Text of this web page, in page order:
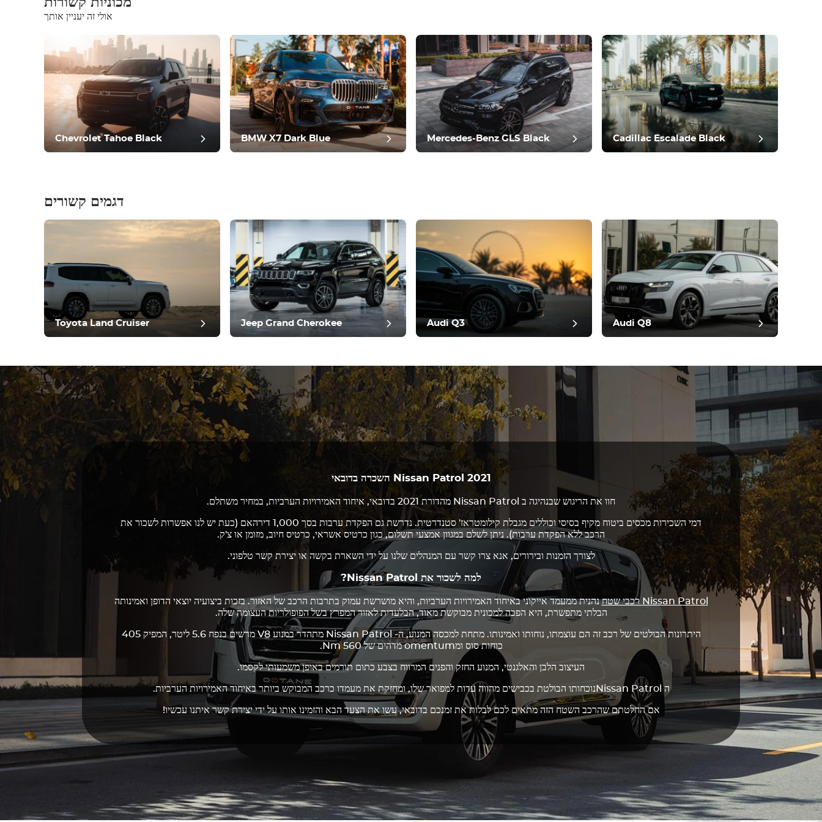
ציוד
נוח
בקרת אקלים
ביקורת פוסט
אולי זה יעניין אותך
Chevrolet Tahoe Black BMW X7 Dark Blue Mercedes-Benz GLS Black Cadillac Escalade Black
דגמים קשורים
Toyota Land Cruiser Jeep Grand Cherokee Audi Q3 Audi Q8
2021
Nissan Patrol השכרה בדובאי
חוו את הריגוש שבנהיגה ב Nissan Patrol מהדורת 2021 בדובאי, איחוד האמירויות הערביות, במחיר משתלם.
דמי השכירות מכסים ביטוח מקיף בסיסי וכוללים מגבלת קילומטראז' סטנדרטית. נדרשת גם הפקדת ערבות בסך 1,000 דירהאם (כעת יש לנו אפשרות לשכור את
הרכב ללא הפקדת ערבות). ניתן לשלם במגוון אמצעי תשלום, כגון כרטיס אשראי, כרטיס חיוב, מזומן או צ'ק.
לצורך הזמנות ובירורים, אנא צרו קשר עם המנהלים שלנו על ידי השארת בקשה או יצירת קשר טלפוני.
למה לשכור את Nissan Patrol
?
Nissan Patrol רכבי שטחנהנית ממעמד אייקוני באיחוד האמירויות הערביות, והיא מושרשת עמוק בתרבות הרכב של האזור. בזכות ביצועיה יוצאי הדופן ואמינותה
הבלתי מתפשרת, היא הפכה למכונית מבוקשת מאוד, הבלעדית לאזור המפרץ בשל הפופולריות העצומה שלה.
היתרונות הבולטים של רכב זה הם עוצמתו, נוחותו ואמינותו. מתחת למכסה המנוע, ה-Nissan Patrol
מתהדר במנוע V8 מרשים בנפח 5.6 ליטר, המפיק 405
כוחות סוס ומomentum מדהים של 560 Nm.
העיצוב הלבן והאלגנטי, המנוע החזק והפנים המרווח בצבע כתום תורמים באופן משמעותי לקסמו.
ה Nissan Patrolנוכחותו הבולטת בכבישים מהווה עדות למפואר שלו, ומחזקת את מעמדו כרכב המבוקש ביותר באיחוד האמירויות הערביות.
אם החלטתם שהרכב השטח הזה מתאים לכם לבלות את זמנכם בדובאי, עשו את הצעד הבא והזמינו אותו על ידי יצירת קשר איתנו עכשיו!